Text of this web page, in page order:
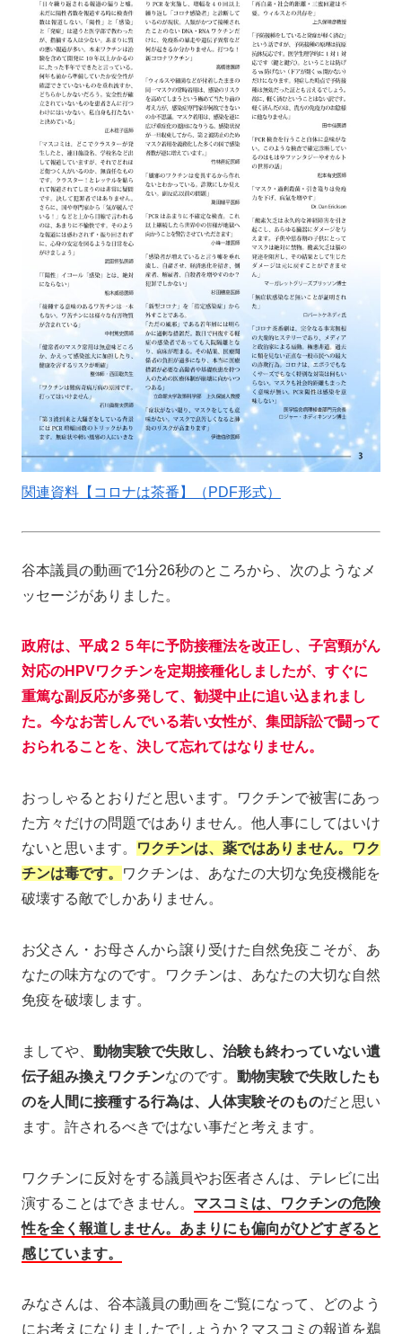
関連資料【コロナは茶番】（PDF形式）
谷本議員の動画で1分26秒のところから、次のようなメ
ッセージがありました。
政府は、平成２５年に予防接種法を改正し、子宮頸がん
対応のHPVワクチンを定期接種化しましたが、すぐに
重篤な副反応が多発して、勧奨中止に追い込まれまし
た。今なお苦しんでいる若い女性が、集団訴訟で闘って
おられることを、決して忘れてはなりません。
おっしゃるとおりだと思います。ワクチンで被害にあっ
た方々だけの問題ではありません。他人事にしてはいけ
ないと思います。
ワクチンは、薬ではありません。ワク
チンは毒です。
ワクチンは、あなたの大切な免疫機能を
破壊する敵でしかありません。
お父さん・お母さんから譲り受けた自然免疫こそが、あ
なたの味方なのです。ワクチンは、あなたの大切な自然
免疫を破壊します。
ましてや、 動物実験で失敗し、治験も終わっていない遺
伝子組み換えワクチンなのです。 動物実験で失敗したも
のを人間に接種する行為は、人体実験そのものだと思い
ます。許されるべきではない事だと考えます。
ワクチンに反対をする議員やお医者さんは、テレビに出
演することはできません。 マスコミは、ワクチンの危険
性を全く報道しません。あまりにも偏向がひどすぎると
感じています。
みなさんは、谷本議員の動画をご覧になって、どのよう
にお考えになりましたでしょうか？マスコミの報道を鵜